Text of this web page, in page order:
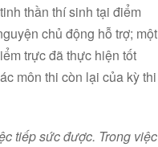
thần thí sinh tại điểm
chủ động hỗ trợ; một
trực đã thực hiện tốt
môn thi còn lại của kỳ thi
tiếp sức được. Trong việc